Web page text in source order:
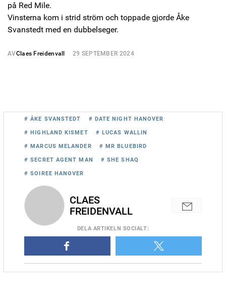
på Red Mile.
Vinsterna kom i strid ström och toppade gjorde Åke
Svanstedt med en dubbelseger.
AVClaes Freidenvall 29 SEPTEMBER 2024
Åke Svanstedt och She Shaq (5) spurtar till vinst på Red Mile
tidigare i år. Foto: Adam Ström/stalltz.se
# ÅKE SVANSTEDT # DATE NIGHT HANOVER
# HIGHLAND KISMET # LUCAS WALLIN
# MARCUS MELANDER # MR BLUEBIRD
# SECRET AGENT MAN # SHE SHAQ
# SOIREE HANOVER
CLAES
FREIDENVALL
DELA ARTIKELN SOCIALT: